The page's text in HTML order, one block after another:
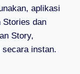
aplikasi
Stories dan
Story,
secara instan.